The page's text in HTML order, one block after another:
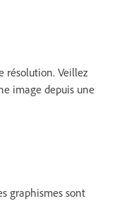
résolution. Veillez
image depuis une
graphismes sont